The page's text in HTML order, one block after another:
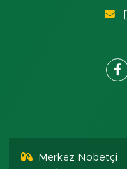
Merkez Nöbetçi